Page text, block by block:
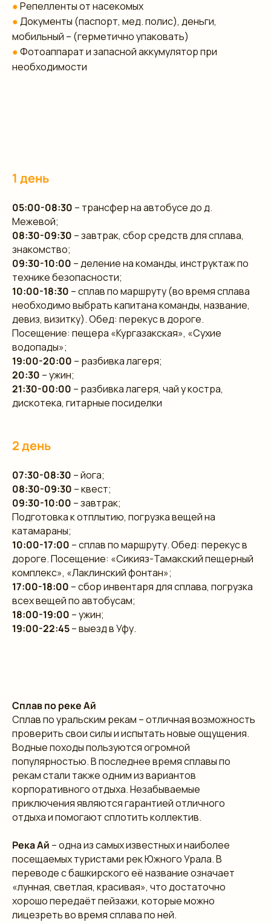
●Репелленты от насекомых
●Документы (паспорт, мед. полис), деньги,
мобильный – (герметично упаковать)
●Фотоаппарат и запасной аккумулятор при
необходимости
1 день
05:00-08:30 – трансфер на автобусе до д.
Межевой;
08:30-09:30 – завтрак, сбор средств для сплава,
знакомство;
09:30-10:00 – деление на команды, инструктаж по
технике безопасности;
10:00-18:30 – сплав по маршруту (во время сплава
необходимо выбрать капитана команды, название,
девиз, визитку). Обед: перекус в дороге.
Посещение: пещера «Кургазакская», «Сухие
водопады»;
19:00-20:00 – разбивка лагеря;
20:30 – ужин;
21:30-00:00 – разбивка лагеря, чай у костра,
дискотека, гитарные посиделки
2 день
07:30-08:30 – йога;
08:30-09:30 – квест;
09:30-10:00 – завтрак;
Подготовка к отплытию, погрузка вещей на
катамараны;
10:00-17:00 – сплав по маршруту. Обед: перекус в
дороге. Посещение: «Сикияз-Тамакский пещерный
комплекс», «Лаклинский фонтан»;
17:00-18:00 – сбор инвентаря для сплава, погрузка
всех вещей по автобусам;
18:00-19:00 – ужин;
19:00-22:45– выезд в Уфу.
Сплав по реке Ай
Сплав по уральским рекам – отличная возможность
проверить свои силы и испытать новые ощущения.
Водные походы пользуются огромной
популярностью. В последнее время сплавы по
рекам стали также одним из вариантов
корпоративного отдыха. Незабываемые
приключения являются гарантией отличного
отдыха и помогают сплотить коллектив.
Река Ай – одна из самых известных и наиболее
посещаемых туристами рек Южного Урала. В
переводе с башкирского её название означает
«лунная, светлая, красивая», что достаточно
хорошо передаёт пейзажи, которые можно
лицезреть во время сплава по ней.